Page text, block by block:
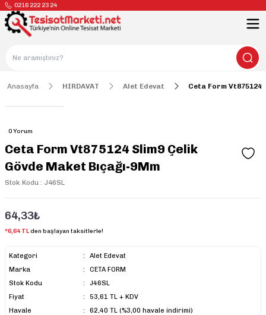
0216 222 23 24
Anasayfa HIRDAVAT Alet Edevat Ceta Form Vt875124
0 Yorum
Ceta Form Vt875124 Slim9 Çelik
Gövde Maket Bıçağı-9Mm
Stok Kodu : J46SL
64,33₺
*6,64 TLden başlayan taksitlerle!
Kategori
Alet Edevat
Marka
CETA FORM
Stok Kodu
J46SL
Fiyat
53,61 TL + KDV
Havale
62,40 TL (%3,00 havale indirimi)